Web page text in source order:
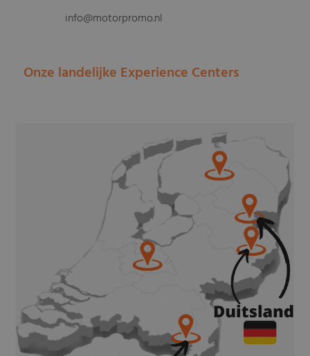
info@motorpromo.nl
Onze landelijke Experience Centers